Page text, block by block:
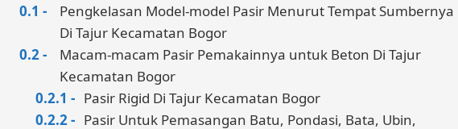
Pengkelasan Model-model Pasir Menurut Tempat Sumbernya
Di Tajur Kecamatan Bogor
Macam-macam Pasir Pemakainnya untuk Beton Di Tajur
Kecamatan Bogor
Pasir Rigid Di Tajur Kecamatan Bogor
Pasir Untuk Pemasangan Batu, Pondasi, Bata, Ubin,